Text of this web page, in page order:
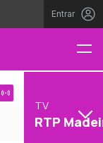
Entrar
TV
RTP